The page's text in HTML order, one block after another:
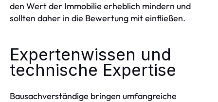
den Wert der Immobilie erheblich mindern und
sollten daher in die Bewertung mit einfließen.
Expertenwissen und
technische Expertise
Bausachverständige bringen umfangreiche